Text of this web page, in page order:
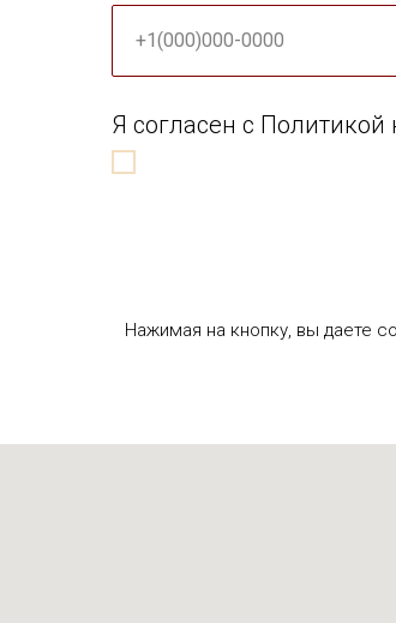
+1(000)000-0000
Я согласен с
Нажимая на кнопку, вы даете